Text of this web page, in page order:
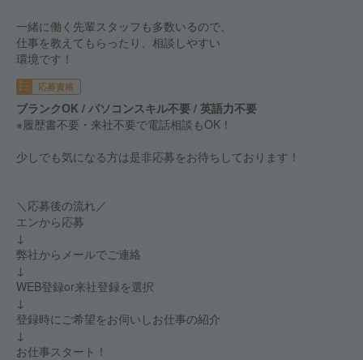
一緒に働く先輩スタッフも多数いるので、
仕事を教えてもらったり、相談しやすい
環境です！
応募資格
ブランクOK / パソコンスキル不要 / 英語力不要
※履歴書不要・来社不要で電話相談もOK！
少しでも気になる方は是非応募をお待ちしております！
＼応募後の流れ／
エンから応募
↓
弊社からメールでご連絡
↓
WEB登録or来社登録を選択
↓
登録時にご希望をお伺いしお仕事の紹介
↓
お仕事スタート！